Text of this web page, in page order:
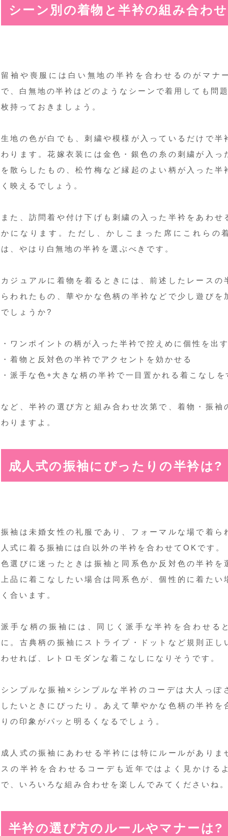
シーン別の着物と半衿の組み合わ
留袖や喪服には白い無地の半衿を合わせるのがマナ
で、白無地の半衿はどのようなシーンで着用しても問
枚持っておきましょう。
生地の色が白でも、刺繍や模様が入っているだけで半
わります。花嫁衣装には金色・銀色の糸の刺繍が入っ
を散らしたもの、松竹梅など縁起のよい柄が入った半
く映えるでしょう。
また、訪問着や付け下げも刺繍の入った半衿をあわせ
かになります。ただし、かしこまった席にこれらの
は、やはり白無地の半衿を選ぶべきです。
カジュアルに着物を着るときには、前述したレースの
らわれたもの、華やかな色柄の半衿などで少し遊びを
でしょうか?
・ワンポイントの柄が入った半衿で控えめに個性を出
・着物と反対色の半衿でアクセントを効かせる
・派手な色+大きな柄の半衿で一目置かれる着こなしを
など、半衿の選び方と組み合わせ次第で、着物・振袖
わりますよ。
成人式の振袖にぴったりの半衿は?
振袖は未婚女性の礼服であり、フォーマルな場で着ら
人式に着る振袖には白以外の半衿を合わせてOKです。
色選びに迷ったときは振袖と同系色か反対色の半衿を
上品に着こなしたい場合は同系色が、個性的に着た
く合います。
派手な柄の振袖には、同じく派手な半衿を合わせる
に。古典柄の振袖にストライプ・ドットなど規則正し
わせれば、レトロモダンな着こなしになりそうです。
シンプルな振袖×シンプルな半衿のコーデは大人っぽ
したいときにぴったり。あえて華やかな色柄の半衿を
りの印象がパッと明るくなるでしょう。
成人式の振袖にあわせる半衿には特にルールがありま
スの半衿を合わせるコーデも近年ではよく見かける
で、いろいろな組み合わせを楽しんでみてくださいね
半衿の選び方のルールやマナーは?